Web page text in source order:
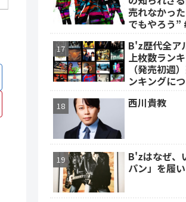
売れなかっ
でもやろう”
B'z歴代全ア
上枚数ラン
（発売初週
ンキングに
西川貴教
B'zはなぜ、
パン」を履